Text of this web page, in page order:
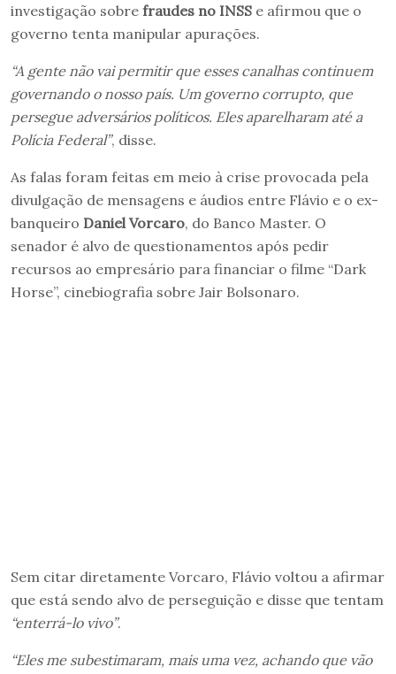
investigação sobre fraudes no INSS e afirmou que o
governo tenta manipular apurações.
“A gente não vai permitir que esses canalhas continuem
governando o nosso país. Um governo corrupto, que
persegue adversários políticos. Eles aparelharam até a
Polícia Federal”, disse.
As falas foram feitas em meio à crise provocada pela
divulgação de mensagens e áudios entre Flávio e o ex-
banqueiro Daniel Vorcaro, do Banco Master. O
senador é alvo de questionamentos após pedir
recursos ao empresário para financiar o filme “Dark
Horse”, cinebiografia sobre Jair Bolsonaro.
Sem citar diretamente Vorcaro, Flávio voltou a afirmar
que está sendo alvo de perseguição e disse que tentam
“enterrá-lo vivo”.
“Eles me subestimaram, mais uma vez, achando que vão